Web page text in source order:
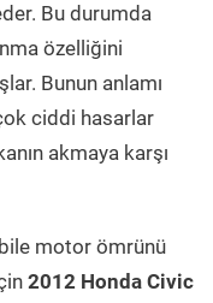
Bu durumda
özelliğini
Bunun anlamı
ciddi hasarlar
akmaya karşı
motor ömrünü
2012 Honda Civic